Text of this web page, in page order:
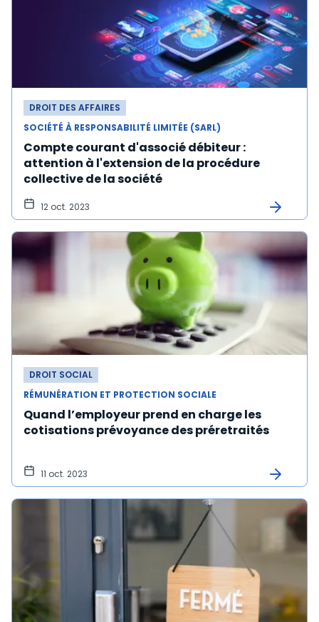
DROIT DES AFFAIRES
SOCIÉTÉ À RESPONSABILITÉ LIMITÉE (SARL)
Compte courant d'associé débiteur :
attention à l'extension de la procédure
collective de la société
12 oct. 2023
DROIT SOCIAL
RÉMUNÉRATION ET PROTECTION SOCIALE
Quand l’employeur prend en charge les
cotisations prévoyance des préretraités
11 oct. 2023